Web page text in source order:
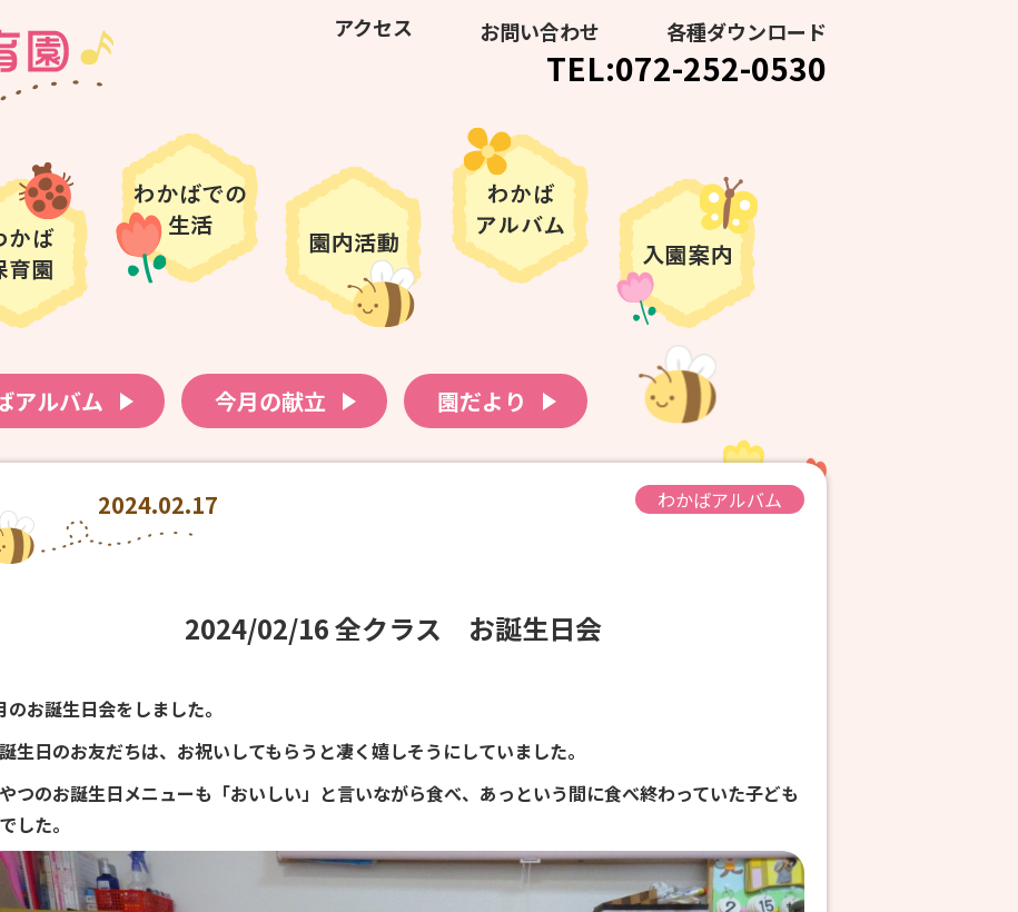
アクセス お問い合わせ 各種ダウンロード
TEL:072-252-0530
アルバム 今月の献立 園だより
2024.02.17 わかばアルバム
2024/02/16 全クラス お誕生日会
のお誕生日会をしました。
生日のお友だちは、お祝いしてもらうと凄く嬉しそうにしていました。
つのお誕生日メニューも「おいしい」と言いながら食べ、あっという間に食べ終わっていた子ども
した。